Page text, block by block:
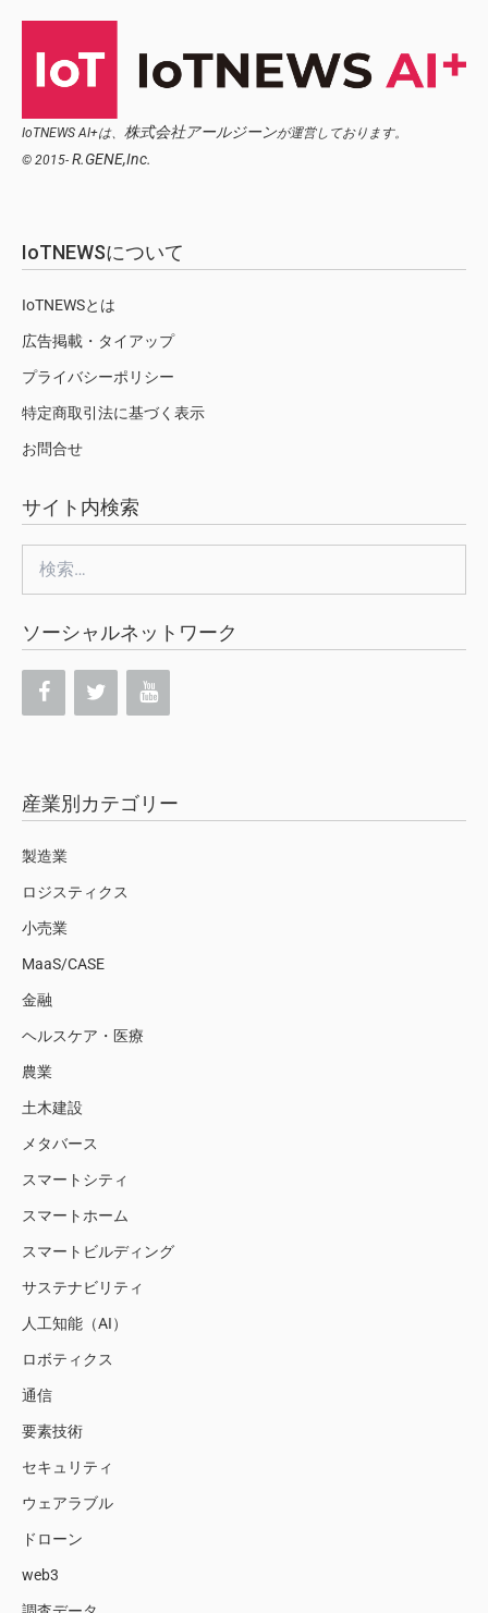
IoTNEWS AI+は、 株式会社アールジーンが運営しております。
© 2015- R.GENE,Inc.
IoTNEWSについて
IoTNEWSとは
広告掲載・タイアップ
プライバシーポリシー
特定商取引法に基づく表示
お問合せ
サイト内検索
索:
ソーシャルネットワーク
産業別カテゴリー
製造業
ロジスティクス
小売業
MaaS/CASE
金融
ヘルスケア・医療
農業
土木建設
メタバース
スマートシティ
スマートホーム
スマートビルディング
サステナビリティ
人工知能（AI）
ロボティクス
通信
要素技術
セキュリティ
ウェアラブル
ドローン
web3